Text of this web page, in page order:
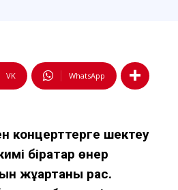
VK WhatsApp
концерттерге шектеу
бірқатар өнер
жұқартқаны рас.